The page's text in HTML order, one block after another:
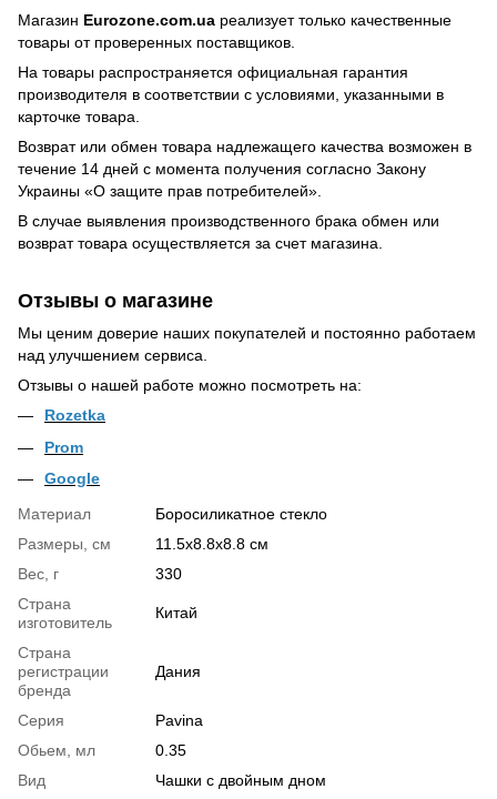
Магазин Eurozone.com.ua реализует только качественные
товары от проверенных поставщиков.
На товары распространяется официальная гарантия
производителя в соответствии с условиями, указанными в
карточке товара.
Возврат или обмен товара надлежащего качества возможен в
течение 14 дней с момента получения согласно Закону
Украины «О защите прав потребителей»
В случае выявления производственного брака обмен или
возврат товара осуществляется за счет магазина.
Отзывы о магазине
Мы ценим доверие наших покупателей и постоянно работаем
над улучшением сервиса.
Отзывы о нашей работе можно посмотреть на:
Rozetka
Prom
Google
Материал
Боросиликатное стекло
Размеры, см
11.5x8.8x8.8 см
Вес, г
330
Страна
изготовитель
Китай
Страна
регистрации
бренда
Дания
Серия
Pavina
Обьем, мл
0.35
Вид
Чашки с двойным дном